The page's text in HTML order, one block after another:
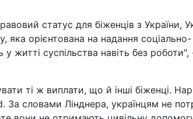
статус для біженців з України,
яка орієнтована на надання соціально-
житті суспільства навіть без
ті ж виплати, що й інші біженці.
словами Лінднера, українцям не